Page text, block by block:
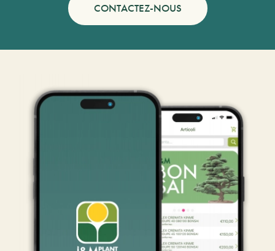
CONTACTEZ-NOUS